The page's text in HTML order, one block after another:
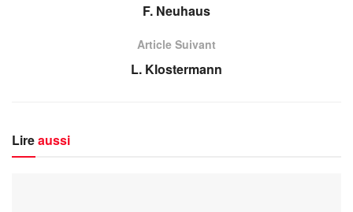
F. Neuhaus
Article Suivant
L. Klostermann
Lireaussi